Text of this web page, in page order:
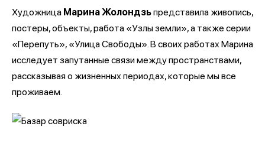
Художница Марина Жолондзьпредставила живопись,
постеры, объекты, работа «Узлы земли», а также серии
«Перепуть», «Улица Свободы». В своих работах Марина
исследует запутанные связи между пространствами,
рассказывая о жизненных периодах, которые мы все
проживаем.